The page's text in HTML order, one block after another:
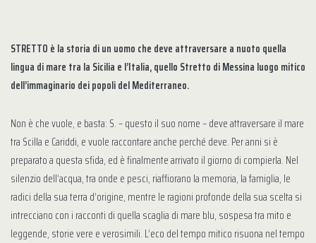
STRETTO è la storia di un uomo che deve attraversare a nuoto quella
lingua di mare tra la Sicilia e l’Italia, quello Stretto di Messina luogo mitico
dell’immaginario dei popoli del Mediterraneo.
Non è che vuole, e basta: S. – questo il suo nome – deve attraversare il mare
tra Scilla e Cariddi, e vuole raccontare anche perché deve. Per anni si è
preparato a questa sfida, ed è finalmente arrivato il giorno di compierla. Nel
silenzio dell’acqua, tra onde e pesci, riaffiorano la memoria, la famiglia, le
radici della sua terra d’origine, mentre le ragioni profonde della sua scelta si
intrecciano con i racconti di quella scaglia di mare blu, sospesa tra mito e
leggende, storie vere e verosimili. L’eco del tempo mitico risuona nel tempo